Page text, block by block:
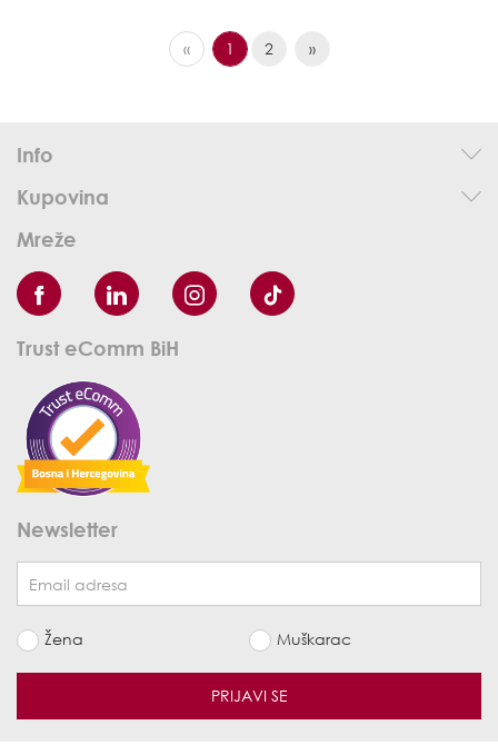
« 1 2 »
Info
Kupovina
Mreže
Trust eComm BiH
Newsletter
Žena Muškarac
PRIJAVI SE